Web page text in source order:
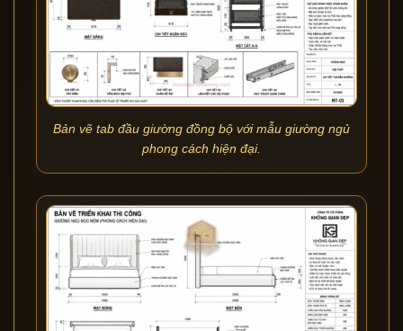
Bản vẽ tab đầu giường đồng bộ với mẫu giường ngủ
phong cách hiện đại.